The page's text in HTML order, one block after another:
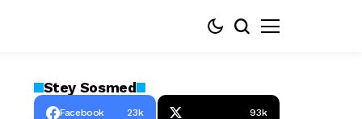
Stey Sosmed
Facebook 23k 93k